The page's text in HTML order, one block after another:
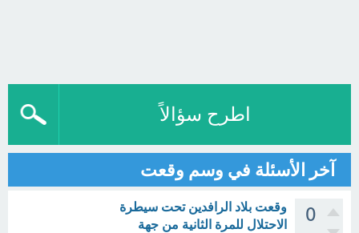
اطرح سؤالاً
آخر الأسئلة في وسم وقعت
0
وقعت بلاد الرافدين تحت سيطرة
الاحتلال للمرة الثانية من جهة